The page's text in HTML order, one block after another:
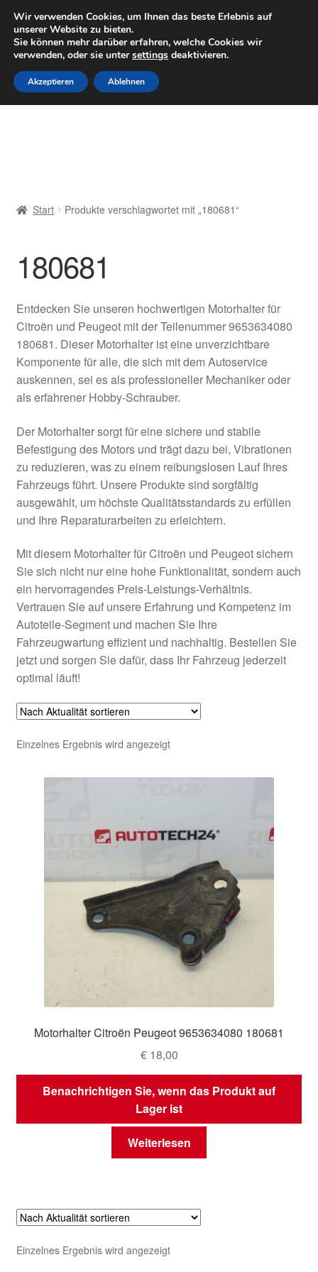
LIEFERUNG ab 6 EUR
Mo–Fr 9–16 Uhr · 0175 7465658
Zur
Navigation
springen
Zum
Inhalt
springen
Datenschutz-Bestimmungen
Impressum
Kasse
Kontakt
Mein Konto
Über uns
Weltweiter Versand
Zahlungen
Start Produkte verschlagwortet mit „180681“
180681
Entdecken Sie unseren hochwertigen Motorhalter für
Citroën und Peugeot mit der Teilenummer 9653634080
180681. Dieser Motorhalter ist eine unverzichtbare
Komponente für alle, die sich mit dem Autoservice
auskennen, sei es als professioneller Mechaniker oder
als erfahrener Hobby-Schrauber.
Der Motorhalter sorgt für eine sichere und stabile
Befestigung des Motors und trägt dazu bei, Vibrationen
zu reduzieren, was zu einem reibungslosen Lauf Ihres
Fahrzeugs führt. Unsere Produkte sind sorgfältig
ausgewählt, um höchste Qualitätsstandards zu erfüllen
und Ihre Reparaturarbeiten zu erleichtern.
Mit diesem Motorhalter für Citroën und Peugeot sichern
Sie sich nicht nur eine hohe Funktionalität, sondern auch
ein hervorragendes Preis-Leistungs-Verhältnis.
Vertrauen Sie auf unsere Erfahrung und Kompetenz im
Autoteile-Segment und machen Sie Ihre
Fahrzeugwartung effizient und nachhaltig. Bestellen Sie
jetzt und sorgen Sie dafür, dass Ihr Fahrzeug jederzeit
optimal läuft!
Einzelnes Ergebnis wird angezeigt
Motorhalter Citroën Peugeot 9653634080 180681
€18,00
Benachrichtigen Sie, wenn das Produkt auf
Lager ist
Weiterlesen
Einzelnes Ergebnis wird angezeigt
Wir verwenden Cookies, um Ihnen das beste Erlebnis auf
unserer Website zu bieten.
Sie können mehr darüber erfahren, welche Cookies wir
verwenden, oder sie untersettings deaktivieren.
Akzeptieren Ablehnen